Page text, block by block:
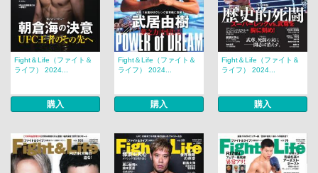
Fight＆Life（ファイト＆
ライフ） 2024...
購入
Fight＆Life（ファイト＆
ライフ） 2024...
購入
Fight＆Life（ファイト＆
ライフ） 2024...
購入